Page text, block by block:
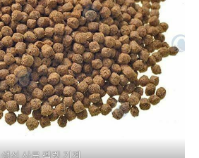
생선 사료 펠렛 기계